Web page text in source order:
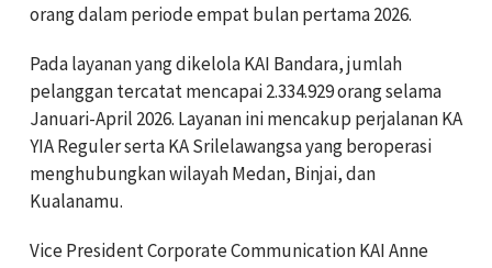
orang dalam periode empat bulan pertama 2026.
Pada layanan yang dikelola KAI Bandara, jumlah
pelanggan tercatat mencapai 2.334.929 orang selama
Januari-April 2026. Layanan ini mencakup perjalanan KA
YIA Reguler serta KA Srilelawangsa yang beroperasi
menghubungkan wilayah Medan, Binjai, dan
Kualanamu.
Vice President Corporate Communication KAI Anne